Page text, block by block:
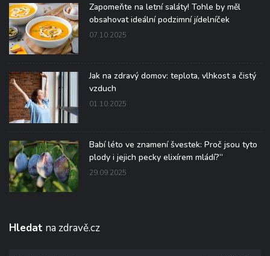
Zapomeňte na letní saláty! Tohle by měl
obsahovat ideální podzimní jídelníček
07.10.2025
Jak na zdravý domov: teplota, vlhkost a čistý
vzduch
01.10.2025
Babí léto ve znamení švestek: Proč jsou tyto
plody i jejich pecky elixírem mládí?“
29.09.2025
Hledat na zdravě.cz